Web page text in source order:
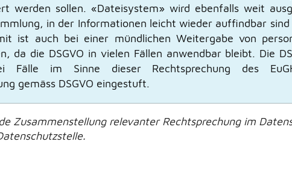
werden sollen. «Dateisystem» wird ebenfalls weit
in der Informationen leicht wieder auffindbar
ist auch bei einer mündlichen Weitergabe von
da die DSGVO in vielen Fällen anwendbar bleibt. Die
Fälle im Sinne dieser Rechtsprechung des
gemäss DSGVO eingestuft.
Zusammenstellung relevanter Rechtsprechung im